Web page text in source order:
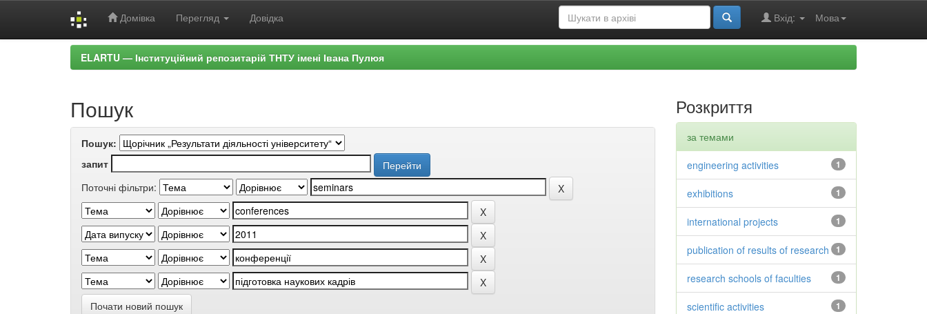
Домівка Перегляд Довідка Мова
Вхід:
ELARTU — Інституційний репозитарій ТНТУ імені Івана Пулюя
Пошук
Пошук:
запит
Поточні фільтри:
Почати новий пошук
Розкриття
за темами
1
engineering activities
1
exhibitions
1
international projects
1
publication of results of research
1
research schools of faculties
1
scientific activities